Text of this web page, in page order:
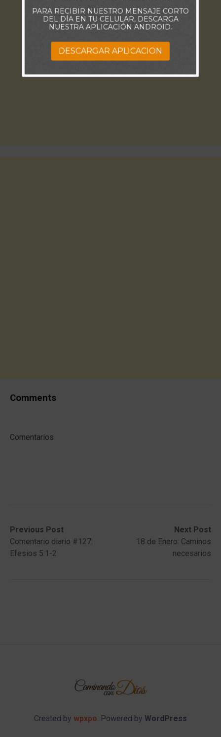
Comments
Comentarios
Post
navigation
Previous Post
Previous
post:Comentario diario #127:
Efesios 5:1-2
Next Post
Next
post:
18 de Enero: Caminos
necesarios
Created by wpxpo. Powered by WordPress
PARA RECIBIR NUESTRO MENSAJE CORTO
DEL DÍA EN TU CELULAR, DESCARGA
NUESTRA APLICACIÓN ANDROID.
DESCARGAR APLICACION